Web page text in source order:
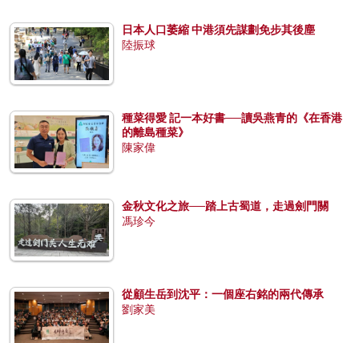
日本人口萎縮 中港須先謀劃免步其後塵
陸振球
種菜得愛 記一本好書──讀吳燕青的《在香港
的離島種菜》
陳家偉
金秋文化之旅──踏上古蜀道，走過劍門關
馮珍今
從顧生岳到沈平：一個座右銘的兩代傳承
劉家美